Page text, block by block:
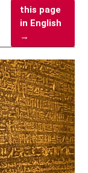
this page
in English
→